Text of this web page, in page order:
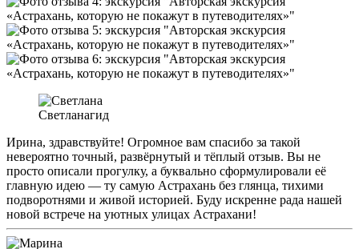
Светланагид
Ирина, здравствуйте! Огромное вам спасибо за такой
невероятно точный, развёрнутый и тёплый отзыв. Вы не
просто описали прогулку, а буквально сформулировали её
главную идею — ту самую Астрахань без глянца, тихими
подворотнями и живой историей. Буду искренне рада нашей
новой встрече на уютных улицах Астрахани!